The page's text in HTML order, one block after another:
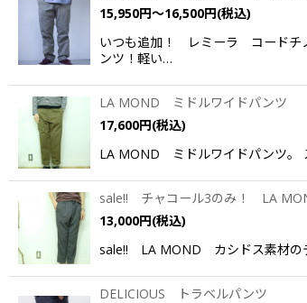
15,950円～16,500円(税込)
いつも追加！ レミーラ コードチ
ンツ！軽い…
LA MOND ミドルワイドパンツ
17,600円(税込)
LA MOND ミドルワイドパンツ。
sale!! チャコール3のみ！ LA
13,000円(税込)
sale!! LA MOND カシドス素材の
DELICIOUS トラベルパンツ